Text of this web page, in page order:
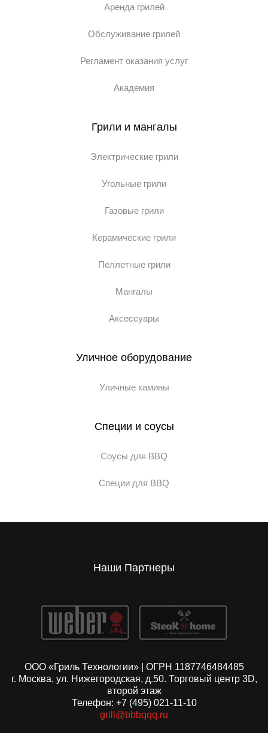
Аренда грилей
Обслуживание грилей
Регламент оказания услуг
Академия
Грили и мангалы
Электрические грили
Угольные грили
Газовые грили
Керамические грили
Пеллетные грили
Мангалы
Аксессуары
Уличное оборудование
Уличные камины
Специи и соусы
Соусы для BBQ
Специи для BBQ
Наши Партнеры
ООО «Гриль Технологии» | ОГРН 1187746484485
г. Москва, ул. Нижегородская, д.50. Торговый центр 3D,
второй этаж
Телефон: +7 (495) 021-11-10
grill@bbbqqq.ru